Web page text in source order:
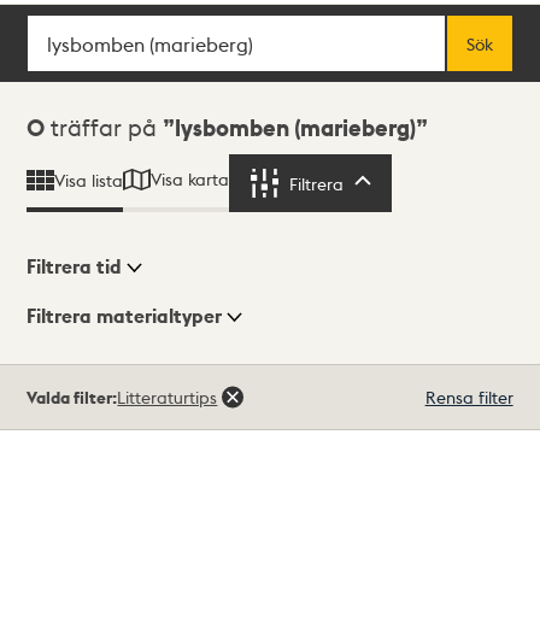
Sök
Sök
Sökresultat
0 träffar på lysbomben (marieberg)
Visa lista Visa karta Filtrera
Visningsläge
Filtrera tid
Filtrera materialtyper
träffar
Valda filter:Litteraturtips Rensa filter